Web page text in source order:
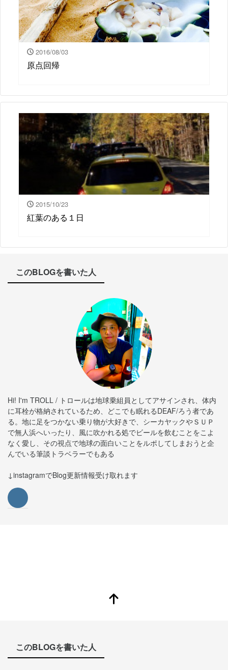
2016/08/03
原点回帰
2015/10/23
紅葉のある１日
このBLOGを書いた人
Hi! I'm TROLL / トロールは地球乗組員としてアサインされ、体内
に耳栓が格納されているため、どこでも眠れるDEAF/ろう者であ
る。地に足をつかない乗り物が大好きで、シーカヤックやＳＵＰ
で無人浜へいったり、風に吹かれる処でビールを飲むことをこよ
なく愛し、その視点で地球の面白いことをルポしてしまおうと企
んでいる筆談トラベラーでもある
↓instagramでBlog更新情報受け取れます
このBLOGを書いた人